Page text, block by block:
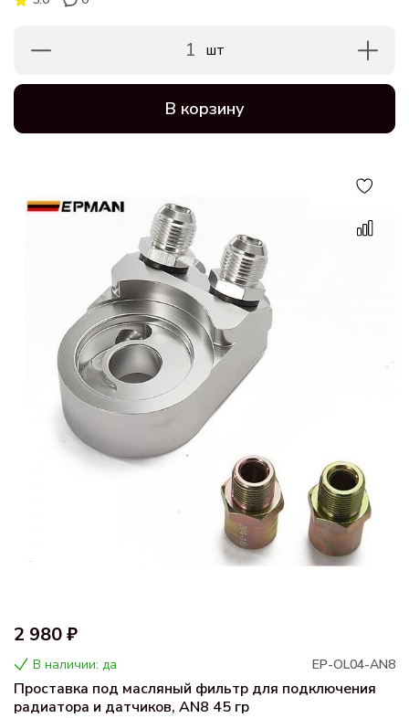
1 шт
В корзину
2 980 ₽
В наличии: да EP-OL04-AN8
Проставка под масляный фильтр для подключения
радиатора и датчиков, AN8 45 гр